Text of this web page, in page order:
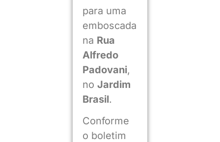
para uma
emboscada
na Rua
Alfredo
Padovani,
no Jardim
Brasil.
Conforme
o boletim